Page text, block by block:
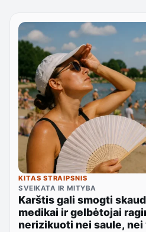
KITAS STRAIPSNIS
SVEIKATA IR MITYBA
Karštis gali smogti
medikai ir gelbėtojai
nerizikuoti nei saule, nei